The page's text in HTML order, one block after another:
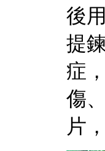
後
提
症
傷
片